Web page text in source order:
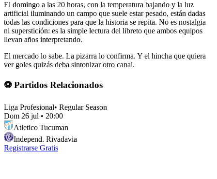
El domingo a las 20 horas, con la temperatura bajando y la luz
artificial iluminando un campo que suele estar pesado, están dadas
todas las condiciones para que la historia se repita. No es nostalgia
ni superstición: es la simple lectura del libreto que ambos equipos
llevan años interpretando.
El mercado lo sabe. La pizarra lo confirma. Y el hincha que quiera
ver goles quizás deba sintonizar otro canal.
⚽ Partidos Relacionados
Liga Profesional• Regular Season
Dom 26 jul • 20:00
Atletico Tucuman
Independ. Rivadavia
Registrarse Gratis